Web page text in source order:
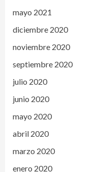
mayo 2021
diciembre 2020
noviembre 2020
septiembre 2020
julio 2020
junio 2020
mayo 2020
abril 2020
marzo 2020
enero 2020